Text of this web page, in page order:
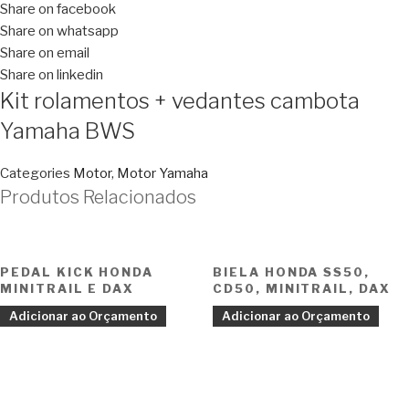
Share on facebook
Share on whatsapp
Share on email
Share on linkedin
Kit rolamentos + vedantes cambota
Yamaha BWS
Categories Motor, Motor Yamaha
Produtos Relacionados
PEDAL KICK HONDA
MINITRAIL E DAX
Adicionar ao Orçamento
BIELA HONDA SS50,
CD50, MINITRAIL, DAX
Adicionar ao Orçamento